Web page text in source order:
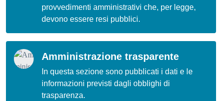
provvedimenti amministrativi che, per legge,
devono essere resi pubblici.
Amministrazione trasparente
In questa sezione sono pubblicati i dati e le
informazioni previsti dagli obblighi di
trasparenza.